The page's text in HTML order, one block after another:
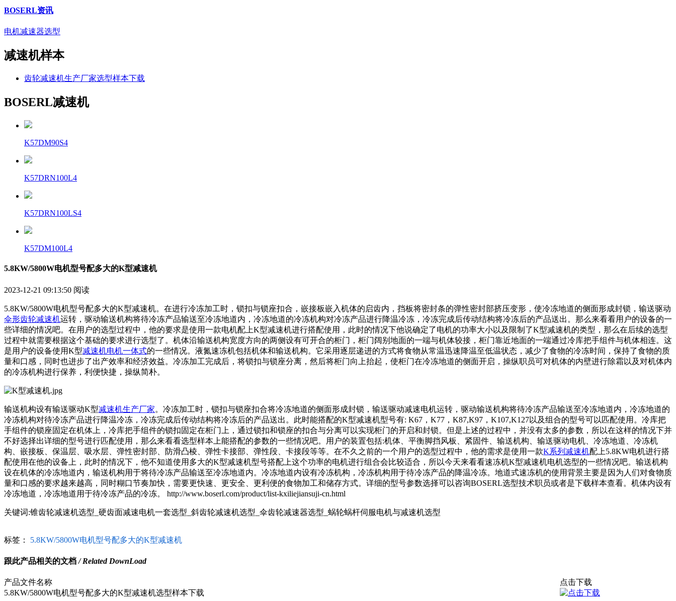
BOSERL资讯
电机减速器选型
减速机样本
齿轮减速机生产厂家选型样本下载
BOSERL减速机
K57DM90S4
K57DRN100L4
K57DRN100LS4
K57DM100L4
5.8KW/5800W电机型号配多大的K型减速机
2023-12-21 09:13:50 阅读
5.8KW/5800W电机型号配多大的K型减速机。在进行冷冻加工时，锁扣与锁座扣合，嵌接板嵌入机体的启齿内，挡板将密封条的弹性密封部挤压变形，使冷冻地道的侧面形成封锁，输送驱动
伞形齿轮减速机运转，驱动输送机构将待冷冻产品输送至冷冻地道内，冷冻地道的冷冻机构对冷冻产品进行降温冷冻，冷冻完成后传动结构将冷冻后的产品送出。那么来看看用户的设备的一
些详细的情况吧。在用户的选型过程中，他的要求是使用一款电机配上K型减速机进行搭配使用，此时的情况下他说确定了电机的功率大小以及限制了K型减速机的类型，那么在后续的选型
过程中就需要根据这个基础的要求进行选型了。机体沿输送机构宽度方向的两侧设有可开合的柜门，柜门阔别地面的一端与机体较接，柜门靠近地面的一端通过冷库把手组件与机体相连。这
是用户的设备使用K型减速机电机一体式的一些情况。液氮速冻机包括机体和输送机构。它采用逐层递进的方式将食物从常温迅速降温至低温状态，减少了食物的冷冻时间，保持了食物的质
量和口感，同时也进步了出产效率和经济效益。冷冻加工完成后，将锁扣与锁座分离，然后将柜门向上抬起，使柜门在冷冻地道的侧面开启，操纵职员可对机体的内壁进行除霜以及对机体内
的冷冻机构进行保养，利便快捷，操纵简朴。
输送机构设有输送驱动K型减速机生产厂家。冷冻加工时，锁扣与锁座扣合将冷冻地道的侧面形成封锁，输送驱动减速电机运转，驱动输送机构将待冷冻产品输送至冷冻地道内，冷冻地道的
冷冻机构对待冷冻产品进行降温冷冻，冷冻完成后传动结构将冷冻后的产品送出。此时能搭配的K型减速机型号有: K67，K77，K87,K97，K107,K127以及组合的型号可以匹配使用。冷库把
手组件的锁座固定在机体上，冷库把手组件的锁扣固定在柜门上，通过锁扣和锁座的扣合与分离可以实现柜门的开启和封锁。但是上述的过程中，并没有太多的参数，所以在这样的情况下并
不好选择出详细的型号进行匹配使用，那么来看看选型样本上能搭配的参数的一些情况吧。用户的装置包括:机体、平衡脚挡风板、紧固件、输送机构、输送驱动电机、冷冻地道、冷冻机
构、嵌接板、保温层、吸水层、弹性密封部、防滑凸棱、弹性卡接部、弹性段、卡接段等等。在不久之前的一个用户的选型过程中，他的需求是使用一款K系列减速机配上5.8KW电机进行搭
配使用在他的设备上，此时的情况下，他不知道使用多大的K型减速机型号搭配上这个功率的电机进行组合会比较适合，所以今天来看看速冻机K型减速机电机选型的一些情况吧。输送机构
设在机体的冷冻地道内，输送机构用于将待冷冻产品输送至冷冻地道内。冷冻地道内设有冷冻机构，冷冻机构用于待冷冻产品的降温冷冻。地道式速冻机的使用背景主要是因为人们对食物质
量和口感的要求越来越高，同时糊口节奏加快，需要更快速、更安全、更利便的食物加工和储存方式。详细的型号参数选择可以咨询BOSERL选型技术职员或者是下载样本查看。机体内设有
冷冻地道，冷冻地道用于待冷冻产品的冷冻。 http://www.boserl.com/product/list-kxiliejiansuji-cn.html
关键词:锥齿轮减速机选型_硬齿面减速电机一套选型_斜齿轮减速机选型_伞齿轮减速器选型_蜗轮蜗杆伺服电机与减速机选型
标签： 5.8KW/5800W电机型号配多大的K型减速机
跟此产品相关的文档/ Related DownLoad
产品文件名称
点击下载
5.8KW/5800W电机型号配多大的K型减速机选型样本下载